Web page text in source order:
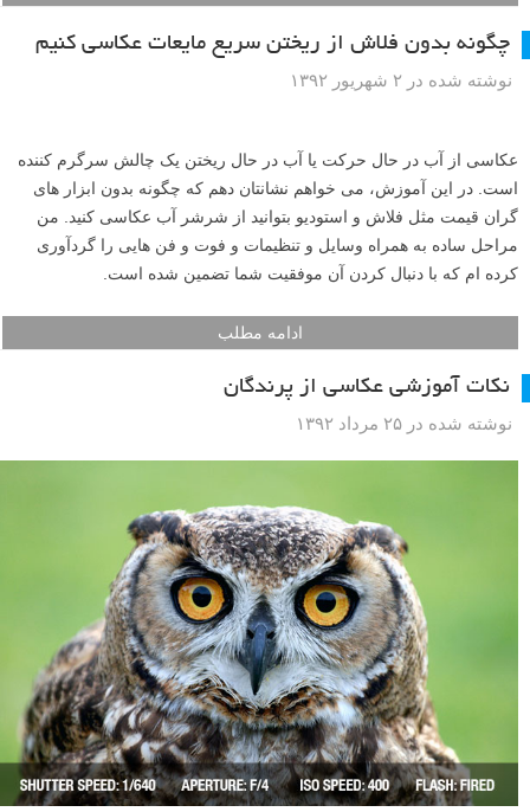
چگونه بدون فلاش از ریختن سریع مایعات عکاسی کنیم
نوشته شده در ۲ شهریور ۱۳۹۲
عکاسی از آب در حال حرکت یا آب در حال ریختن یک چالش سرگرم کننده
است. در این آموزش، می خواهم نشانتان دهم که چگونه بدون ابزار های
گران قیمت مثل فلاش و استودیو بتوانید از شرشر آب عکاسی کنید. من
مراحل ساده به همراه وسایل و تنظیمات و فوت و فن هایی را گردآوری
کرده ام که با دنبال کردن آن موفقیت شما تضمین شده است.
ادامه مطلب
نکات آموزشی عکاسی از پرندگان
نوشته شده در ۲۵ مرداد ۱۳۹۲